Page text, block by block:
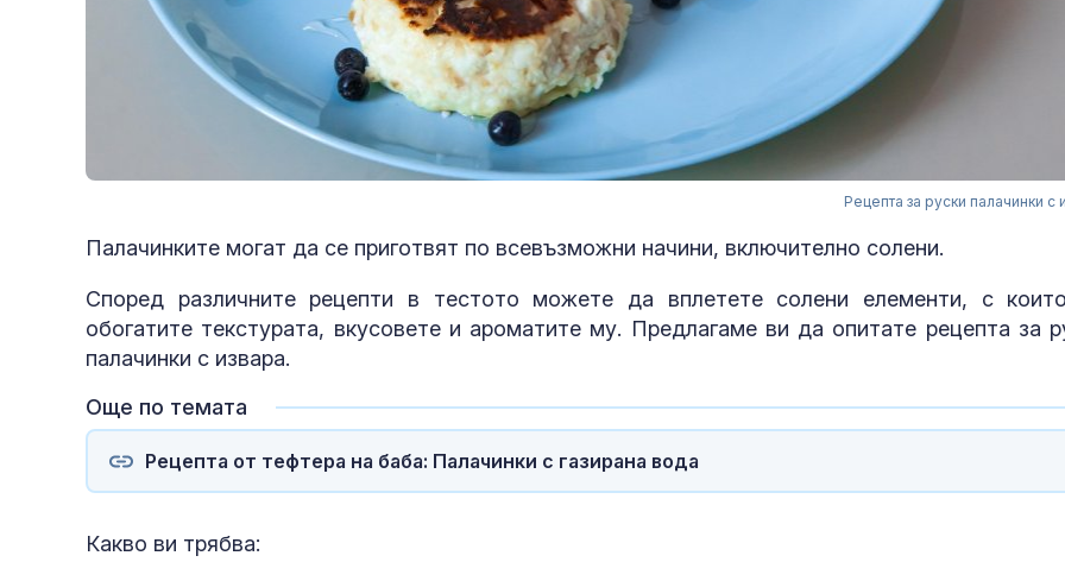
Рецепта за руски палачинки с
Палачинките могат да се приготвят по всевъзможни начини, включително солени.
Според различните рецепти в тестото можете да вплетете солени елементи, с
обогатите текстурата, вкусовете и ароматите му. Предлагаме ви да опитате рецепта за
палачинки с извара.
Още по темата
Рецепта от тефтера на баба: Палачинки с газирана вода
Какво ви трябва: